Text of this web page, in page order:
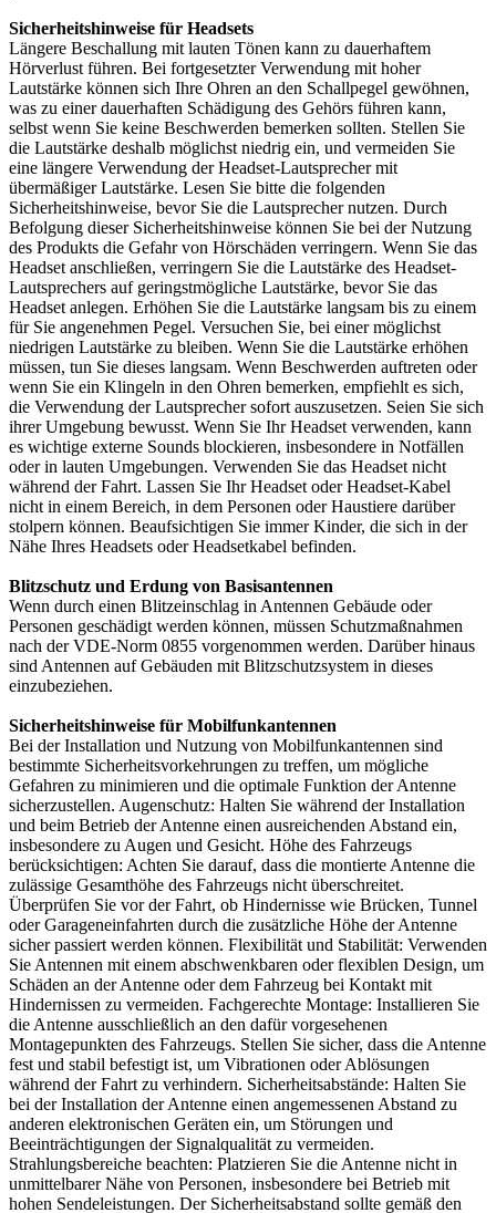
Sicherheitshinweise für Headsets
Längere Beschallung mit lauten Tönen kann zu dauerhaftem
Hörverlust führen. Bei fortgesetzter Verwendung mit hoher
Lautstärke können sich Ihre Ohren an den Schallpegel gewöhnen,
was zu einer dauerhaften Schädigung des Gehörs führen kann,
selbst wenn Sie keine Beschwerden bemerken sollten. Stellen Sie
die Lautstärke deshalb möglichst niedrig ein, und vermeiden Sie
eine längere Verwendung der Headset-Lautsprecher mit
übermäßiger Lautstärke. Lesen Sie bitte die folgenden
Sicherheitshinweise, bevor Sie die Lautsprecher nutzen. Durch
Befolgung dieser Sicherheitshinweise können Sie bei der Nutzung
des Produkts die Gefahr von Hörschäden verringern. Wenn Sie das
Headset anschließen, verringern Sie die Lautstärke des Headset-
Lautsprechers auf geringstmögliche Lautstärke, bevor Sie das
Headset anlegen. Erhöhen Sie die Lautstärke langsam bis zu einem
für Sie angenehmen Pegel. Versuchen Sie, bei einer möglichst
niedrigen Lautstärke zu bleiben. Wenn Sie die Lautstärke erhöhen
müssen, tun Sie dieses langsam. Wenn Beschwerden auftreten oder
wenn Sie ein Klingeln in den Ohren bemerken, empfiehlt es sich,
die Verwendung der Lautsprecher sofort auszusetzen. Seien Sie sich
ihrer Umgebung bewusst. Wenn Sie Ihr Headset verwenden, kann
es wichtige externe Sounds blockieren, insbesondere in Notfällen
oder in lauten Umgebungen. Verwenden Sie das Headset nicht
während der Fahrt. Lassen Sie Ihr Headset oder Headset-Kabel
nicht in einem Bereich, in dem Personen oder Haustiere darüber
stolpern können. Beaufsichtigen Sie immer Kinder, die sich in der
Nähe Ihres Headsets oder Headsetkabel befinden.
Blitzschutz und Erdung von Basisantennen
Wenn durch einen Blitzeinschlag in Antennen Gebäude oder
Personen geschädigt werden können, müssen Schutzmaßnahmen
nach der VDE-Norm 0855 vorgenommen werden. Darüber hinaus
sind Antennen auf Gebäuden mit Blitzschutzsystem in dieses
einzubeziehen.
Sicherheitshinweise für Mobilfunkantennen
Bei der Installation und Nutzung von Mobilfunkantennen sind
bestimmte Sicherheitsvorkehrungen zu treffen, um mögliche
Gefahren zu minimieren und die optimale Funktion der Antenne
sicherzustellen. Augenschutz: Halten Sie während der Installation
und beim Betrieb der Antenne einen ausreichenden Abstand ein,
insbesondere zu Augen und Gesicht. Höhe des Fahrzeugs
berücksichtigen: Achten Sie darauf, dass die montierte Antenne die
zulässige Gesamthöhe des Fahrzeugs nicht überschreitet.
Überprüfen Sie vor der Fahrt, ob Hindernisse wie Brücken, Tunnel
oder Garageneinfahrten durch die zusätzliche Höhe der Antenne
sicher passiert werden können. Flexibilität und Stabilität: Verwenden
Sie Antennen mit einem abschwenkbaren oder flexiblen Design, um
Schäden an der Antenne oder dem Fahrzeug bei Kontakt mit
Hindernissen zu vermeiden. Fachgerechte Montage: Installieren Sie
die Antenne ausschließlich an den dafür vorgesehenen
Montagepunkten des Fahrzeugs. Stellen Sie sicher, dass die Antenne
fest und stabil befestigt ist, um Vibrationen oder Ablösungen
während der Fahrt zu verhindern. Sicherheitsabstände: Halten Sie
bei der Installation der Antenne einen angemessenen Abstand zu
anderen elektronischen Geräten ein, um Störungen und
Beeinträchtigungen der Signalqualität zu vermeiden.
Strahlungsbereiche beachten: Platzieren Sie die Antenne nicht in
unmittelbarer Nähe von Personen, insbesondere bei Betrieb mit
hohen Sendeleistungen. Der Sicherheitsabstand sollte gemäß den